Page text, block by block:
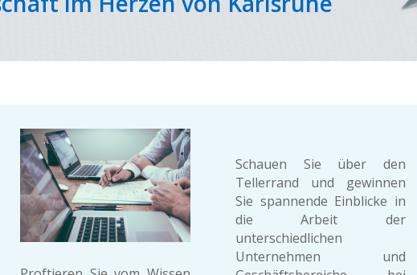
Schauen Sie über den
Tellerrand und gewinnen
Sie spannende Einblicke in
die Arbeit der
unterschiedlichen
Unternehmen und